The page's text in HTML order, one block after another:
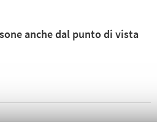
anche dal punto di vista